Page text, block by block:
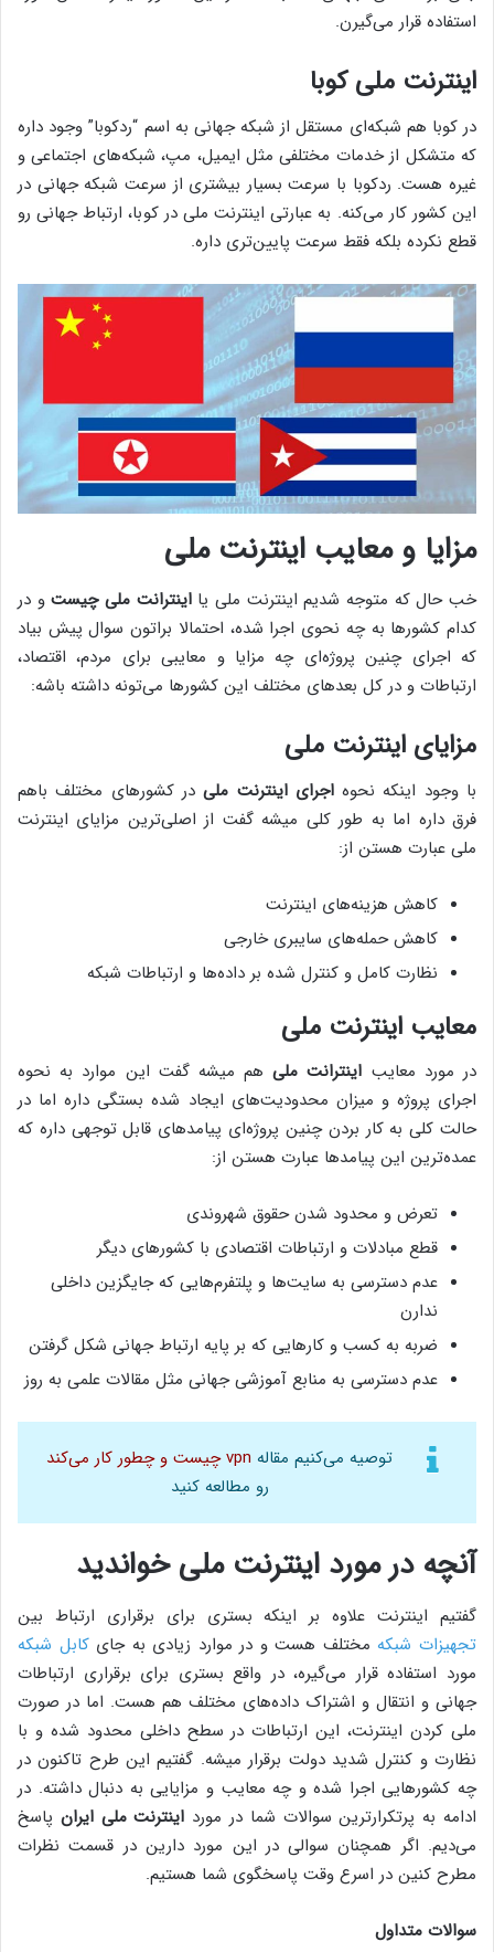
استفاده قرار می‌گیرن.
اینترنت ملی کوبا
در کوبا هم شبکه‌ای مستقل از شبکه جهانی به اسم “ردکوبا” وجود داره
که متشکل از خدمات مختلفی مثل ایمیل، مپ، شبکه‌های اجتماعی و
غیره هست. ردکوبا با سرعت بسیار بیشتری از سرعت شبکه جهانی در
این کشور کار می‌کنه. به عبارتی اینترنت ملی در کوبا، ارتباط جهانی رو
قطع نکرده بلکه فقط سرعت پایین‌تری داره.
مزایا و معایب اینترنت ملی
خب حال که متوجه شدیم اینترنت ملی یااینترانت ملی چیستو در
کدام کشورها به چه نحوی اجرا شده، احتمالا براتون سوال پیش بیاد
که اجرای چنین پروژه‌ای چه مزایا و معایبی برای مردم، اقتصاد،
ارتباطات و در کل بعدهای مختلف این کشورها می‌تونه داشته باشه:
مزایای اینترنت ملی
با وجود اینکه نحوهاجرای اینترنت ملیدر کشورهای مختلف باهم
فرق داره اما به طور کلی میشه گفت از اصلی‌ترین مزایای اینترنت
ملی عبارت هستن از:
کاهش هزینه‌های اینترنت
کاهش حمله‌های سایبری خارجی
نظارت کامل و کنترل شده بر داده‌ها و ارتباطات شبکه
معایب اینترنت ملی
در مورد معایب اینترانت ملیهم میشه گفت این موارد به نحوه
اجرای پروژه و میزان محدودیت‎‌های ایجاد شده بستگی داره اما در
حالت کلی به کار بردن چنین پروژه‌ای پیامدهای قابل توجهی داره که
عمده‌ترین این پیامدها عبارت هستن از:
تعرض و محدود شدن حقوق شهروندی
قطع مبادلات و ارتباطات اقتصادی با کشورهای دیگر
عدم دسترسی به سایت‌ها و پلتفرم‌هایی که جایگزین داخلی
ندارن
ضربه به کسب و کارهایی که بر پایه ارتباط جهانی شکل گرفتن
عدم دسترسی به منابع آموزشی جهانی مثل مقالات علمی به روز
توصیه می‌کنیم مقاله vpn چیست و چطور کار می‌کند
رو مطالعه کنید
آنچه در مورد اینترنت ملی خواندید
گفتیم اینترنت علاوه بر اینکه بستری برای برقراری ارتباط بین
تجهیزات شبکه مختلف هست و در موارد زیادی به جایکابل شبکه
مورد استفاده قرار می‌گیره، در واقع بستری برای برقراری ارتباطات
جهانی و انتقال و اشتراک داده‌های مختلف هم هست. اما در صورت
ملی کردن اینترنت، این ارتباطات در سطح داخلی محدود شده و با
نظارت و کنترل شدید دولت برقرار میشه. گفتیم این طرح تاکنون در
چه کشورهایی اجرا شده و چه معایب و مزایایی به دنبال داشته. در
ادامه به پرتکرارترین سوالات شما در مورد اینترنت ملی ایران پاسخ
می‌دیم. اگر همچنان سوالی در این مورد دارین در قسمت نظرات
مطرح کنین در اسرع وقت پاسخگوی شما هستیم.
سوالات متداول